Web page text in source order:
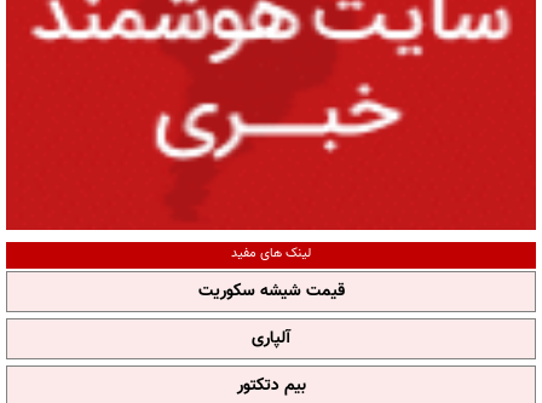
لینک های مفید
قیمت شیشه سکوریت
آلپاری
بیم دتکتور